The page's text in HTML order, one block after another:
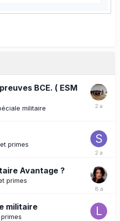
BCE. ( ESM
militaire
primes
Avantage ?
primes
militaire